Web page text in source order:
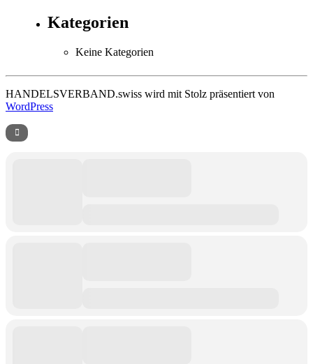
Kategorien
Keine Kategorien
HANDELSVERBAND.swiss wird mit Stolz präsentiert von
WordPress